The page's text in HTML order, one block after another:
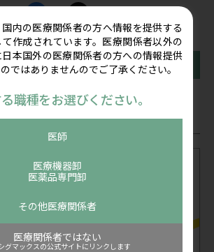
一覧に戻る 次の記事
関連記事
内の医療関係者の方へ情報を提供する
作成されています。医療関係者以外の
本国外の医療関係者の方への情報提供
ではありませんのでご了承ください。
職種をお選びください。
医師
医療機器卸
医薬品専門卸
その他医療関係者
医療関係者ではない
グマックスの公式サイトにリンクします